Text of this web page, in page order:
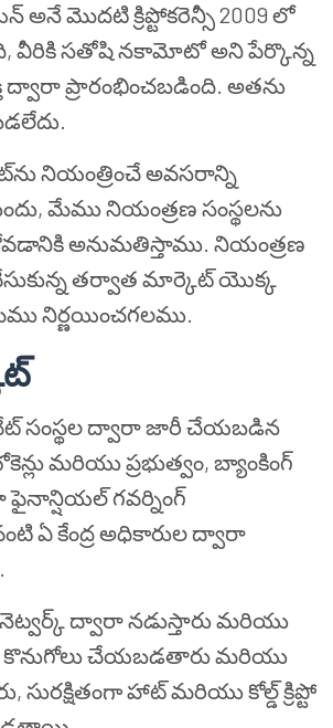
మొదటి క్రిప్టోకరెన్సీ 2009 లో
వీరికి సతోషి నకామోటో అని పేర్కొన్న
ద్వారా ప్రారంభించబడింది. అతను
నియంత్రించే అవసరాన్ని
మేము నియంత్రణ సంస్థలను
అనుమతిస్తాము. నియంత్రణ
చేసుకున్న తర్వాత మార్కెట్ యొక్క
నిర్ణయించగలము.
సంస్థల ద్వారా జారీ చేయబడిన
మరియు ప్రభుత్వం, బ్యాంకింగ్
ఫైనాన్షియల్ గవర్నింగ్
ఏ కేంద్ర అధికారుల ద్వారా
నెట్వర్క్ ద్వారా నడుస్తారు మరియు
చేయబడతారు మరియు
సురక్షితంగా హాట్ మరియు కోల్డ్ క్రిప్టో